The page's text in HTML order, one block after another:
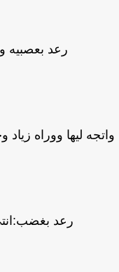
رعد بعصبيه
ليها ووراه زياد
رعد